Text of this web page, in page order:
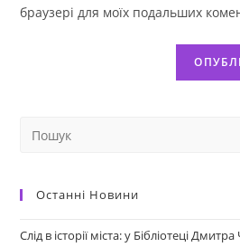
браузері для моїх подальших
Останні Новини
Слід в історії міста: у Бібліотеці